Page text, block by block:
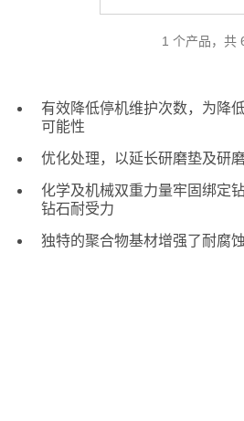
1 个产品，共
有效降低停机维护次数，为降
可能性
优化处理，以延长研磨垫及研
化学及机械双重力量牢固绑定
钻石耐受力
独特的聚合物基材增强了耐腐